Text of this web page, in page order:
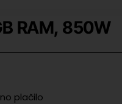
RAM, 850W
plačilo